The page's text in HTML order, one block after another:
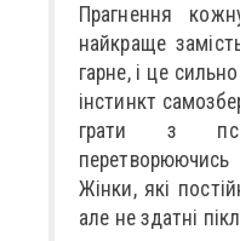
Прагнення
найкраще
гарне, і це
інстинкт
грати з
Жінки, які
але не здатні